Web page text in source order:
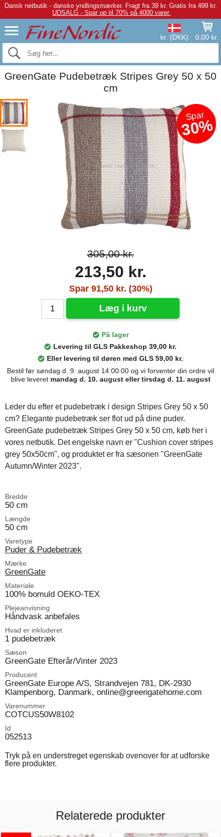
Dansk netbutik - danske yndlingsmærker. Fragt fra 39 kr. Gratis fra 499 kr.
UDSALG - Spar op til 70% på 4000 varer.
kr. (DKK) 0,00 kr.
GreenGate Pudebetræk Stripes Grey 50 x 50
cm
Spar
30%
305,00 kr.
213,50 kr.
Spar 91,50 kr. (30%)
Læg i kurv
På lager
Levering til GLS Pakkeshop 39,00 kr.
Eller levering til døren med GLS 59,00 kr.
Bestil før søndag d. 9. august 14:00:00 og vi forventer din ordre vil
blive leveret mandag d. 10. august eller tirsdag d. 11. august
Leder du efter et pudebetræk i design Stripes Grey 50 x 50
cm? Elegante pudebetræk ser flot ud på dine puder.
GreenGate pudebetræk Stripes Grey 50 x 50 cm, køb her i
vores netbutik. Det engelske navn er "Cushion cover stripes
grey 50x50cm", og produktet er fra sæsonen "GreenGate
Autumn/Winter 2023".
Bredde
50 cm
Længde
50 cm
Varetype
Puder & Pudebetræk
Mærke
GreenGate
Materiale
100% bomuld OEKO-TEX
Plejeanvisning
Håndvask anbefales
Hvad er inkluderet
1 pudebetræk
Sæson
GreenGate Efterår/Vinter 2023
Producent
GreenGate Europe A/S, Strandvejen 781, DK-2930
Klampenborg, Danmark, online@greengatehome.com
Varenummer
COTCUS50W8102
Id
052513
Tryk på en understreget egenskab ovenover for at udforske
flere produkter.
Relaterede produkter